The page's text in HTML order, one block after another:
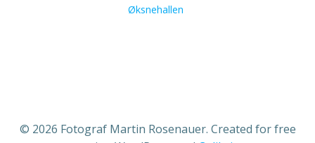
Øksnehallen
© 2026 Fotograf Martin Rosenauer. Created for free